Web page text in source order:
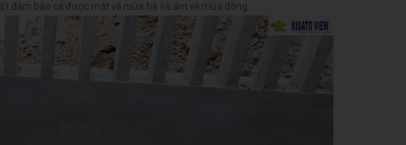
đảm bảo cá được mát về mùa hè và ấm về mùa đông.